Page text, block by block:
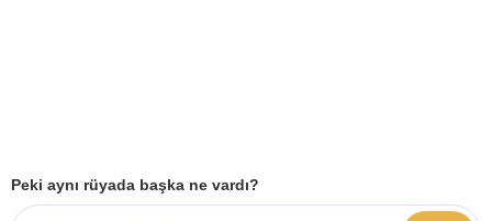
Peki aynı rüyada başka ne vardı?